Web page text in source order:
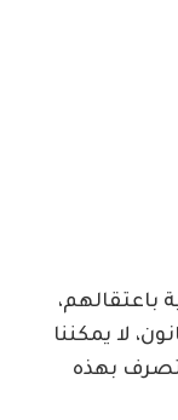
باعتقالهم،
لا يمكننا
بهذه